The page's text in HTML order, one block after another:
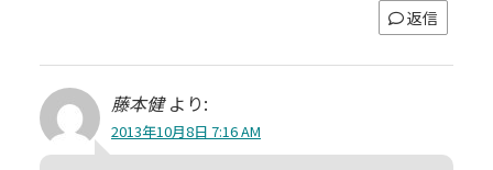
返信
藤本健 より:
2013年10月8日 7:16 AM